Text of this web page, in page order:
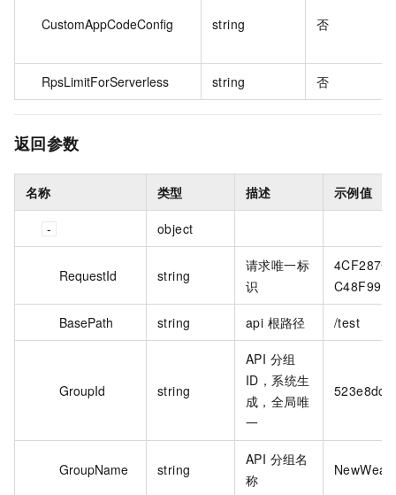
CustomAppCodeConfig string 否
RpsLimitForServerless string 否
返回参数
名称 类型 描述 示例值
object
RequestId string
请求唯一标
识
BasePath string api 根路径 /test
GroupId string
API 分组
ID，系统生
成，全局唯
一
GroupName string
API 分组名
称